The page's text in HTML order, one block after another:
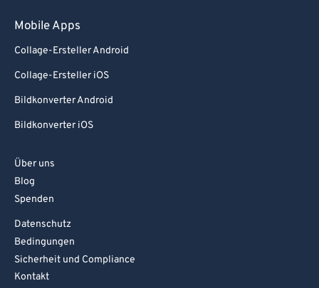
Mobile Apps
Collage-Ersteller Android
Collage-Ersteller iOS
Bildkonverter Android
Bildkonverter iOS
Über uns
Blog
Spenden
Datenschutz
Bedingungen
Sicherheit und Compliance
Kontakt